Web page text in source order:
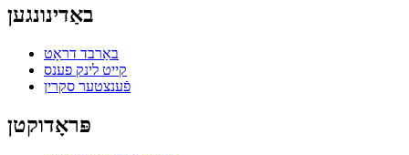
באַדינונגען
באַרבד דראָט
קייט לינק פענס
פֿענצטער סקרין
פּראָדוקטן